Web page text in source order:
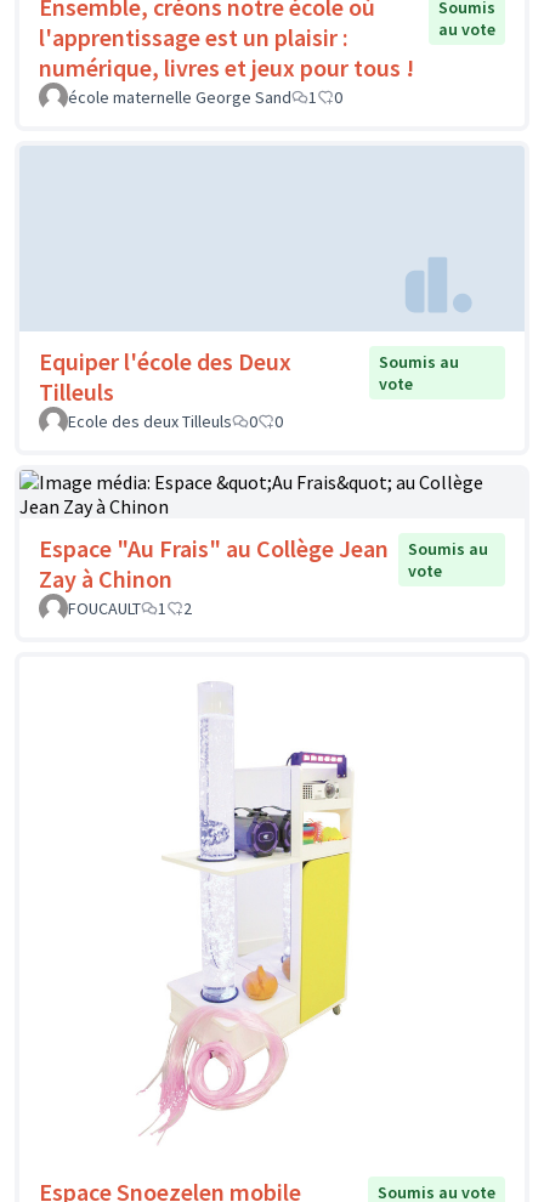
Ensemble, créons notre école où
l'apprentissage est un plaisir :
numérique, livres et jeux pour tous !
Soumis
au vote
école maternelle George Sand 1 0
Equiper l'école des Deux
Tilleuls
Soumis au
vote
Ecole des deux Tilleuls
0 0
Espace "Au Frais" au Collège Jean
Zay à Chinon
Soumis au
vote
FOUCAULT
1 2
Espace Snoezelen mobile Soumis au vote